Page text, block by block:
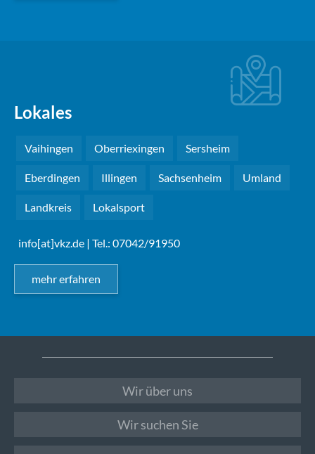
Lokales
Vaihingen Oberriexingen Sersheim
Eberdingen Illingen Sachsenheim Umland
Landkreis Lokalsport
info[at]vkz.de | Tel.: 07042/91950
mehr erfahren
Wir über uns
Wir suchen Sie